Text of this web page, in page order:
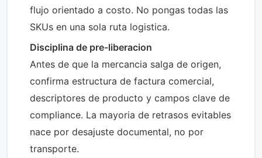
flujo orientado a costo. No pongas todas las
SKUs en una sola ruta logistica.
Disciplina de pre-liberacion
Antes de que la mercancia salga de origen,
confirma estructura de factura comercial,
descriptores de producto y campos clave de
compliance. La mayoria de retrasos evitables
nace por desajuste documental, no por
transporte.